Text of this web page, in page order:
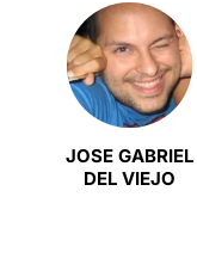
JOSE GABRIEL
DEL VIEJO